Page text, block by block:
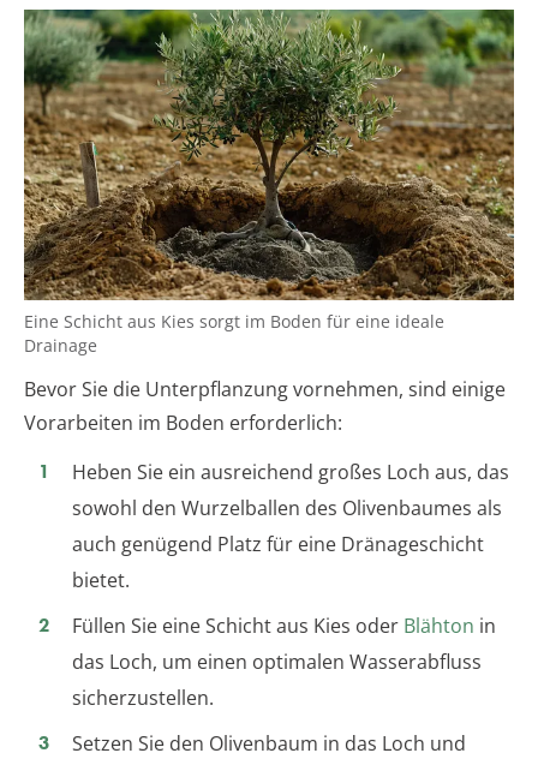
Eine Schicht aus Kies sorgt im Boden für eine ideale
Drainage
Bevor Sie die Unterpflanzung vornehmen, sind einige
Vorarbeiten im Boden erforderlich:
Heben Sie ein ausreichend großes Loch aus, das
sowohl den Wurzelballen des Olivenbaumes als
auch genügend Platz für eine Dränageschicht
bietet.
Füllen Sie eine Schicht aus Kies oder Blähton in
das Loch, um einen optimalen Wasserabfluss
sicherzustellen.
Setzen Sie den Olivenbaum in das Loch und